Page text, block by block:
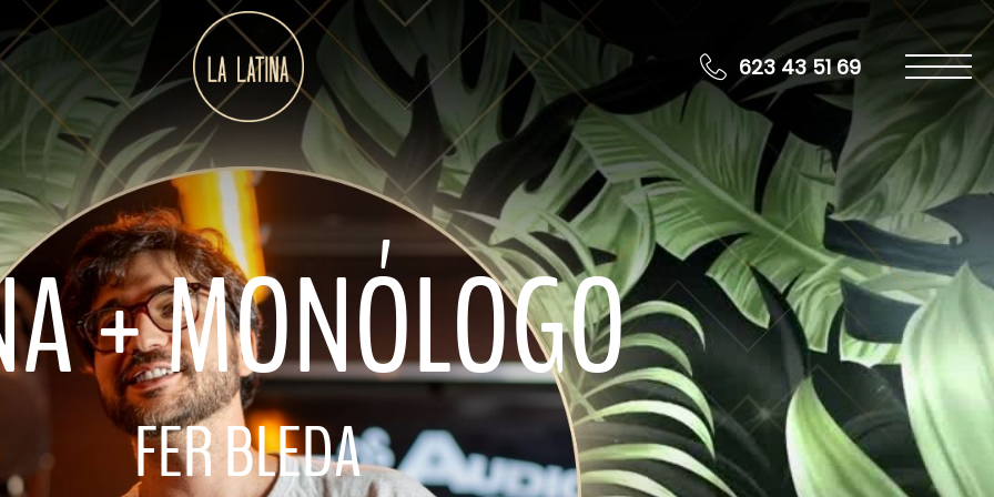
623 43 51 69
+ MONÓLOGO
FER BLEDA